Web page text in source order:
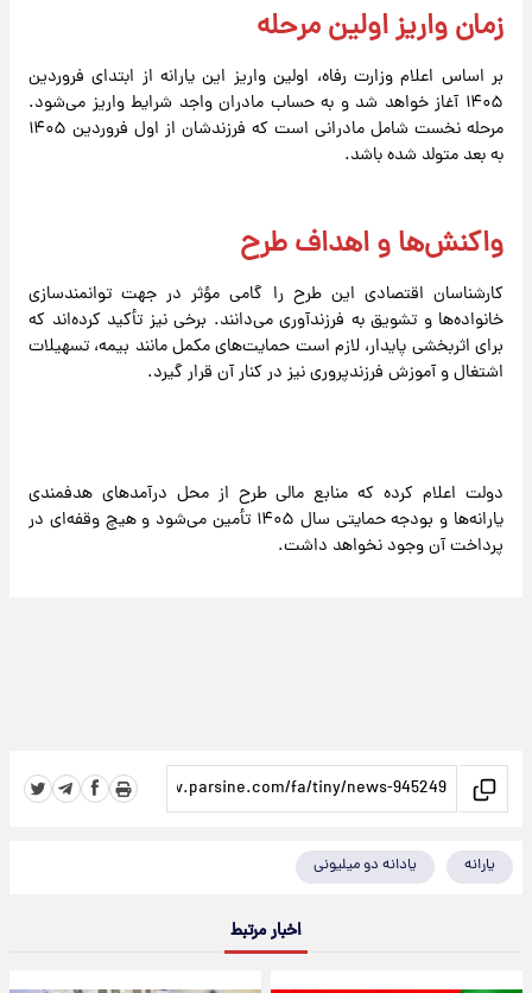
زمان واریز اولین مرحله
بر اساس اعلام وزارت رفاه، اولین واریز این یارانه از ابتدای فروردین
۱۴۰۵ آغاز خواهد شد و به حساب مادران واجد شرایط واریز می‌شود.
مرحله نخست شامل مادرانی است که فرزندشان از اول فروردین ۱۴۰۵
به بعد متولد شده باشد.
واکنش‌ها و اهداف طرح
کارشناسان اقتصادی این طرح را گامی مؤثر در جهت توانمندسازی
خانواده‌ها و تشویق به فرزندآوری می‌دانند. برخی نیز تأکید کرده‌اند که
برای اثربخشی پایدار، لازم است حمایت‌های مکمل مانند بیمه، تسهیلات
اشتغال و آموزش فرزندپروری نیز در کنار آن قرار گیرد.
دولت اعلام کرده که منابع مالی طرح از محل درآمدهای هدفمندی
یارانه‌ها و بودجه حمایتی سال ۱۴۰۵ تأمین می‌شود و هیچ وقفه‌ای در
پرداخت آن وجود نخواهد داشت.
یارانه یادانه دو میلیونی
اخبار مرتبط